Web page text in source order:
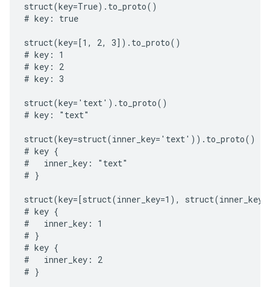
struct(key=True).to_proto()
# key: true
struct(key=[1, 2, 3]).to_proto()
# key: 1
# key: 2
# key: 3
struct(key='text').to_proto()
# key: "text"
struct(key=struct(inner_key='text')).to_proto()
# key {
#   inner_key: "text"
# }
struct(key=[struct(inner_key=1),
# key {
#   inner_key: 1
# }
# key {
#   inner_key: 2
# }